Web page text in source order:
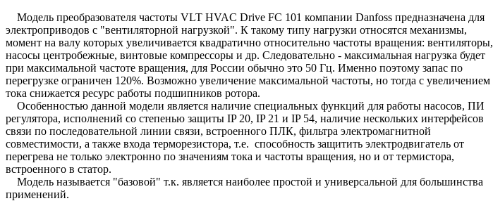
Модель преобразователя частоты VLT HVAC Drive FC 101 компании Danfoss предназначена для
электроприводов с "вентиляторной нагрузкой". К такому типу нагрузки относятся механизмы,
момент на валу которых увеличивается квадратично относительно частоты вращения: вентиляторы,
насосы центробежные, винтовые компрессоры и др. Следовательно - максимальная нагрузка будет
при максимальной частоте вращения, для России обычно это 50 Гц. Именно поэтому запас по
перегрузке ограничен 120%. Возможно увеличение максимальной частоты, но тогда с увеличением
тока снижается ресурс работы подшипников ротора.
Особенностью данной модели является наличие специальных функций для работы насосов, ПИ
регулятора, исполнений со степенью защиты IP 20, IP 21 и IP 54, наличие нескольких интерфейсов
связи по последовательной линии связи, встроенного ПЛК, фильтра электромагнитной
совместимости, а также входа терморезистора, т.е. способность защитить электродвигатель от
перегрева не только электронно по значениям тока и частоты вращения, но и от термистора,
встроенного в статор.
Модель называется "базовой" т.к. является наиболее простой и универсальной для большинства
применений.